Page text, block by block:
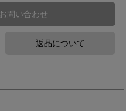
問い合わせ
返品について